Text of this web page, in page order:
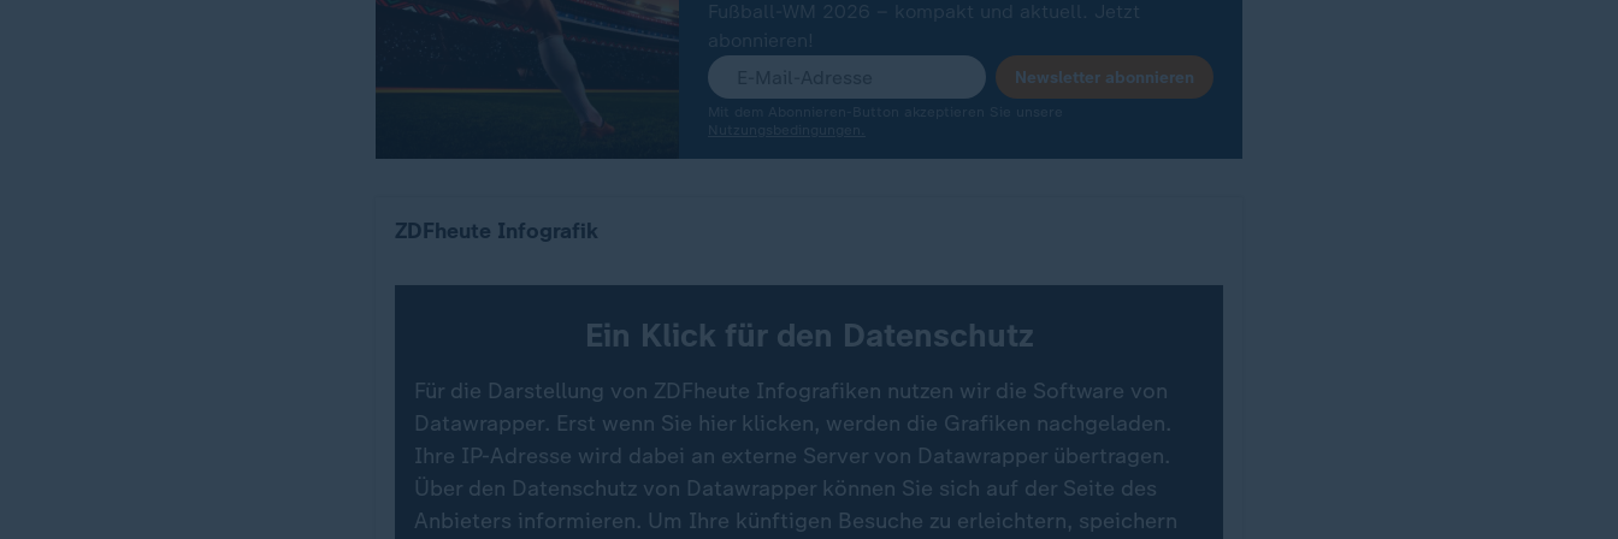
Fußball-WM 2026 – kompakt und aktuell. Jetzt
abonnieren!
Newsletter abonnieren
ZDFheute Infografik
Ein Klick für den Datenschutz
Für die Darstellung von ZDFheute Infografiken nutzen wir die Software von
Datawrapper. Erst wenn Sie hier klicken, werden die Grafiken nachgeladen.
Ihre IP-Adresse wird dabei an externe Server von Datawrapper übertragen.
Über den Datenschutz von Datawrapper können Sie sich auf der Seite des
Anbieters informieren. Um Ihre künftigen Besuche zu erleichtern, speichern